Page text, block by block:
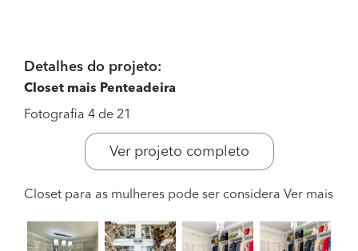
Detalhes do projeto:
Closet mais Penteadeira
Fotografia 4 de 21
Ver projeto completo
Closet para as mulheres pode ser considera Ver mais